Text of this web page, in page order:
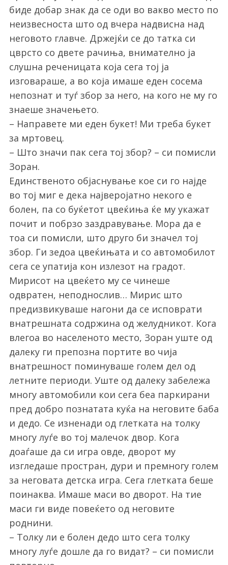
биде добар знак да се оди во вакво место по
неизвесноста што од вчера надвисна над
неговото главче. Држејќи се до татка си
цврсто со двете рачиња, внимателно ја
слушна реченицата која сега тој ја
изговараше, а во која имаше еден сосема
непознат и туѓ збор за него, на кого не му го
знаеше значењето.
– Направете ми еден букет! Ми треба букет
за мртовец.
– Што значи пак сега тој збор? – си помисли
Зоран.
Единственото објаснување кое си го најде
во тој миг е дека најверојатно некого е
болен, па со буќетот цвеќиња ќе му укажат
почит и побрзо заздравување. Мора да е
тоа си помисли, што друго би значел тој
збор. Ги зедоа цвеќињата и со автомобилот
сега се упатија кон излезот на градот.
Мирисот на цвеќето му се чинеше
одвратен, неподнослив… Мирис што
предизвикуваше нагони да се исповрати
внатрешната содржина од желудникот. Кога
влегоа во населеното место, Зоран уште од
далеку ги препозна портите во чија
внатрешност поминуваше голем дел од
летните периоди. Уште од далеку забележа
многу автомобили кои сега беа паркирани
пред добро познатата куќа на неговите баба
и дедо. Се изненади од глетката на толку
многу луѓе во тој малечок двор. Кога
доаѓаше да си игра овде, дворот му
изгледаше простран, дури и премногу голем
за неговата детска игра. Сега глетката беше
поинаква. Имаше маси во дворот. На тие
маси ги виде повеќето од неговите
роднини.
– Толку ли е болен дедо што сега толку
многу луѓе дошле да го видат? – си помисли
S
e
a
r
h
f
o